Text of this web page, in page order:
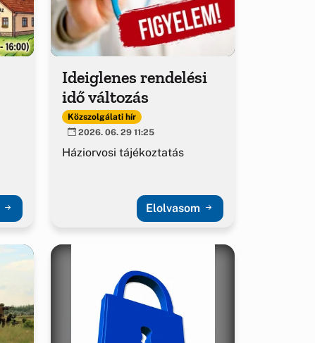
Ideiglenes rendelési
idő változás
Közszolgálati hír
2026. 06. 29 11:25
Háziorvosi tájékoztatás
Elolvasom